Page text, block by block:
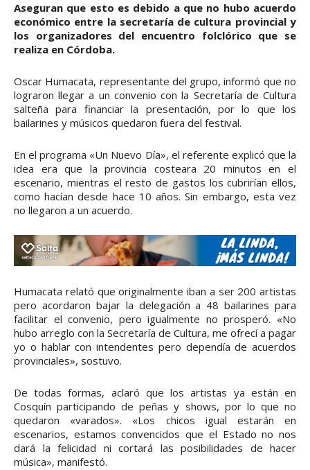
Aseguran que esto es debido a que no hubo acuerdo
económico entre la secretaría de cultura provincial y
los organizadores del encuentro folclórico que se
realiza en Córdoba.
Oscar Humacata, representante del grupo, informó que no
lograron llegar a un convenio con la Secretaría de Cultura
salteña para financiar la presentación, por lo que los
bailarines y músicos quedaron fuera del festival.
En el programa «Un Nuevo Día», el referente explicó que la
idea era que la provincia costeara 20 minutos en el
escenario, mientras el resto de gastos los cubrirían ellos,
como hacían desde hace 10 años. Sin embargo, esta vez
no llegaron a un acuerdo.
Humacata relató que originalmente iban a ser 200 artistas
pero acordaron bajar la delegación a 48 bailarines para
facilitar el convenio, pero igualmente no prosperó. «No
hubo arreglo con la Secretaría de Cultura, me ofrecí a pagar
yo o hablar con intendentes pero dependía de acuerdos
provinciales», sostuvo.
De todas formas, aclaró que los artistas ya están en
Cosquín participando de peñas y shows, por lo que no
quedaron «varados». «Los chicos igual estarán en
escenarios, estamos convencidos que el Estado no nos
dará la felicidad ni cortará las posibilidades de hacer
música», manifestó.